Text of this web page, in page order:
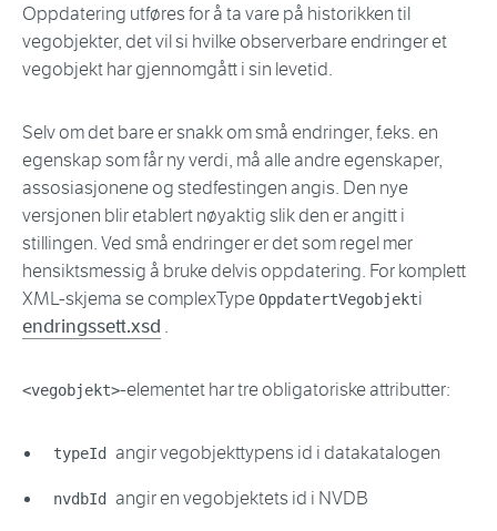
Oppdatering utføres for å ta vare på historikken til
vegobjekter, det vil si hvilke observerbare endringer et
vegobjekt har gjennomgått i sin levetid.
Selv om det bare er snakk om små endringer, f.eks. en
egenskap som får ny verdi, må alle andre egenskaper,
assosiasjonene og stedfestingen angis. Den nye
versjonen blir etablert nøyaktig slik den er angitt i
stillingen. Ved små endringer er det som regel mer
hensiktsmessig å bruke delvis oppdatering. For komplett
XML-skjema se complexTypeOppdatertVegobjekti
endringssett.xsd .
<vegobjekt>-elementet har tre obligatoriske attributter:
typeId angir vegobjekttypens id i datakatalogen
nvdbId angir en vegobjektets id i NVDB